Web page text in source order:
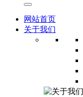
网站首页
关于我们